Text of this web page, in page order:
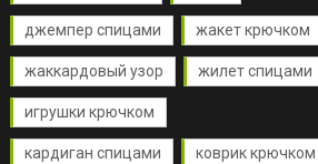
джемпер спицами жакет крючком
жаккардовый узор жилет спицами
игрушки крючком
кардиган спицами коврик крючком